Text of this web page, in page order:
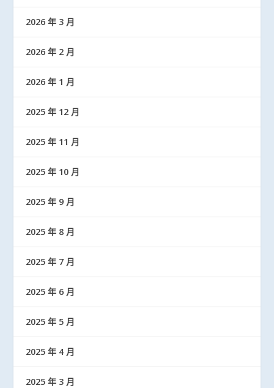
2026 年 3 月
2026 年 2 月
2026 年 1 月
2025 年 12 月
2025 年 11 月
2025 年 10 月
2025 年 9 月
2025 年 8 月
2025 年 7 月
2025 年 6 月
2025 年 5 月
2025 年 4 月
2025 年 3 月